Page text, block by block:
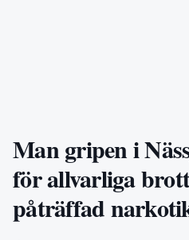
Man gripen i
för allvarliga
påträffad